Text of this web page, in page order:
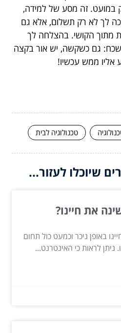
במועט. זה מסע של למידה,
לך לא רק תשלום, אלא גם
מתוך הקושי. בהצלחה לך
גם כשקשה, יש אור בקצה
אליו ממש עכשיו!
טכנולוגיה לבית
שיוכלו לעזור...
את חיינו?
באופן ניכר וכמעט כול תחום
לראות כי האינטרנט...